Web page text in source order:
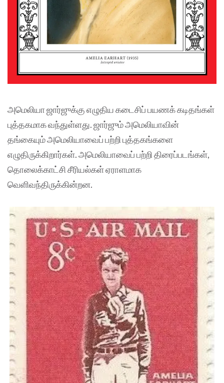
அமெலியா ஜார்ஜுக்கு எழுதிய கடைசிப் பயணக் கடிதங்கள்
புத்தகமாக வந்துள்ளது. ஜார்ஜும் அமெலியாவின்
தங்கையும் அமெலியாவைப் பற்றி புத்தகங்களை
எழுதிருக்கிறார்கள். அமெலியாவைப் பற்றி திரைப்படங்கள்,
தொலைக்காட்சி சீரியல்கள் ஏராளமாக
வெளிவந்திருக்கின்றன.